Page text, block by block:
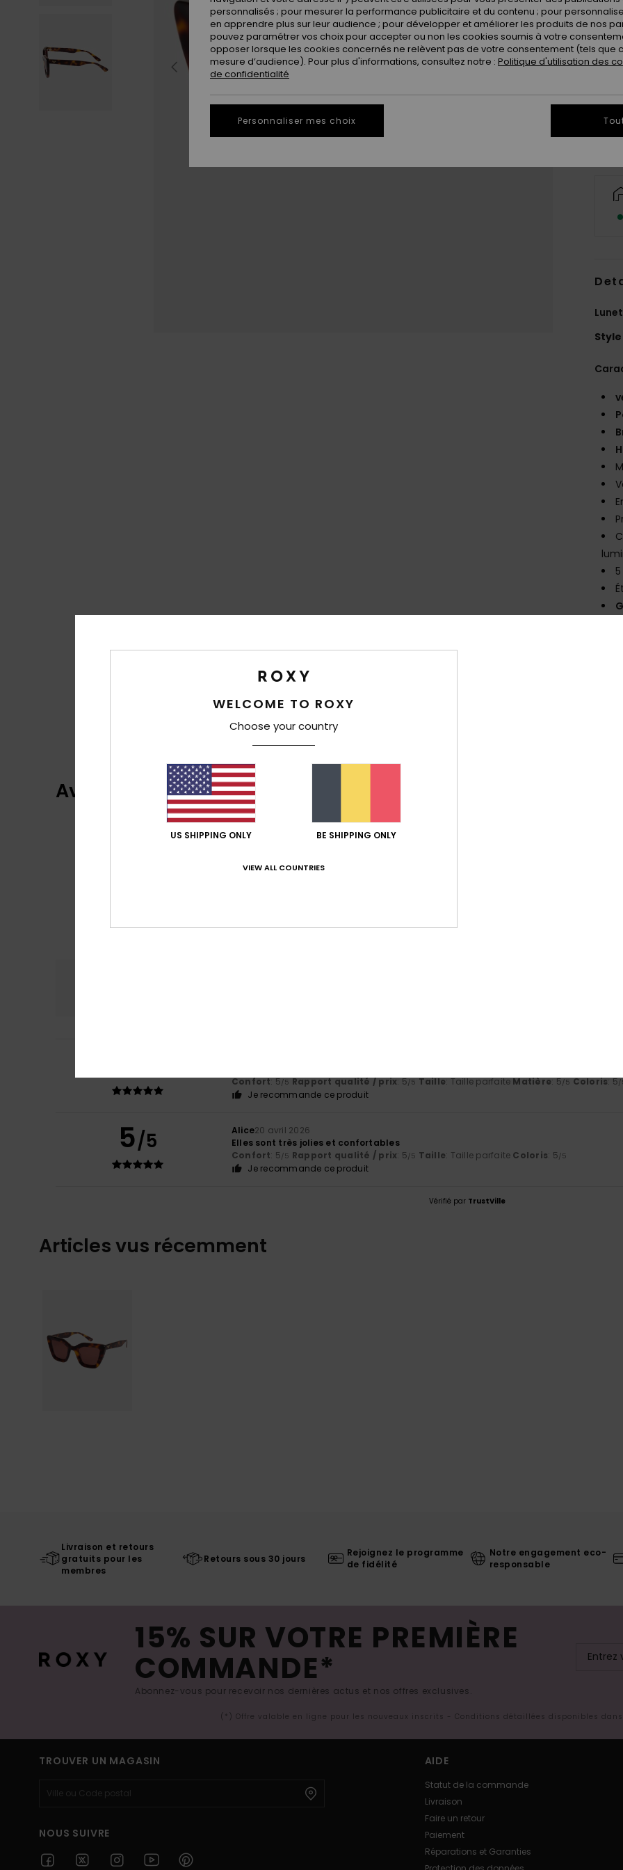
Style
Avis clients
basé sur2 avis vérifiés
Confort: 5/5 Rapport qualité / prix: 5/5 Taille: Taille parfaite Matière: 5/5 Coloris: 5/
Je recommande ce produit
5/5 Alice20 avril 2026
Elles sont très jolies et confortables
Confort: 5/5 Rapport qualité / prix: 5/5 Taille: Taille parfaite Coloris: 5/5
Je recommande ce produit
Vérifié par TrustVille
Articles vus récemment
Livraison et retours
gratuits pour les
membres
Retours sous 30 jours
Rejoignez le programme
de fidélité
Notre engagement eco-
responsable
15% SUR VOTRE PREMIÈRE
COMMANDE*
Abonnez-vous pour recevoir nos dernières actus et nos offres exclusives.
(*) Offre valable en ligne pour les nouveaux inscrits - Conditions détaillées disponibles
TROUVER UN MAGASIN
NOUS SUIVRE
AIDE
Statut de la commande
Livraison
Faire un retour
Paiement
Réparations et Garanties
WELCOME TO ROXY
Choose your country
US SHIPPING ONLY BE SHIPPING ONLY
VIEW ALL COUNTRIES
personnalisés ; pour mesurer la performance publicitaire et du contenu ; pour
en apprendre plus sur leur audience ; pour développer et améliorer les produits de nos
pouvez paramétrer vos choix pour accepter ou non les cookies soumis à votre
opposer lorsque les cookies concernés ne relèvent pas de votre consentement (tels que
mesure d’audience). Pour plus d'informations, consultez notre : Politique d'utilisation des
de confidentialité
Personnaliser mes choix